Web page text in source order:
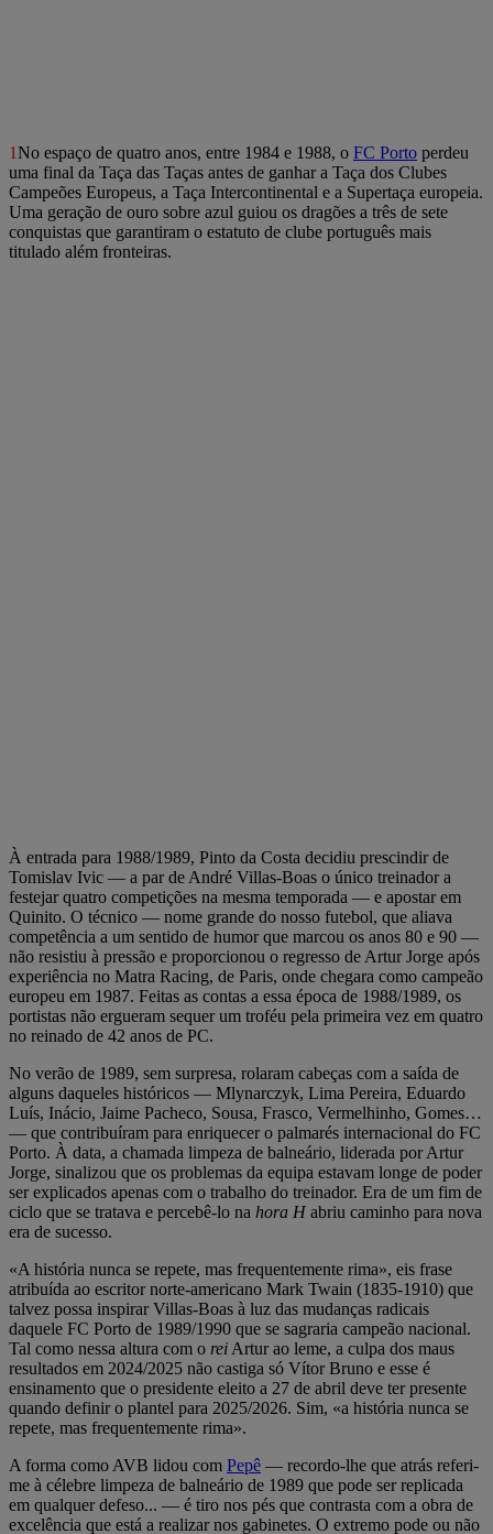
1No espaço de quatro anos, entre 1984 e 1988, o FC Porto perdeu
uma final da Taça das Taças antes de ganhar a Taça dos Clubes
Campeões Europeus, a Taça Intercontinental e a Supertaça europeia.
Uma geração de ouro sobre azul guiou os dragões a três de sete
conquistas que garantiram o estatuto de clube português mais
titulado além fronteiras.
À entrada para 1988/1989, Pinto da Costa decidiu prescindir de
Tomislav Ivic — a par de André Villas-Boas o único treinador a
festejar quatro competições na mesma temporada — e apostar em
Quinito. O técnico — nome grande do nosso futebol, que aliava
competência a um sentido de humor que marcou os anos 80 e 90 —
não resistiu à pressão e proporcionou o regresso de Artur Jorge após
experiência no Matra Racing, de Paris, onde chegara como campeão
europeu em 1987. Feitas as contas a essa época de 1988/1989, os
portistas não ergueram sequer um troféu pela primeira vez em quatro
no reinado de 42 anos de PC.
No verão de 1989, sem surpresa, rolaram cabeças com a saída de
alguns daqueles históricos — Mlynarczyk, Lima Pereira, Eduardo
Luís, Inácio, Jaime Pacheco, Sousa, Frasco, Vermelhinho, Gomes…
— que contribuíram para enriquecer o palmarés internacional do FC
Porto. À data, a chamada limpeza de balneário, liderada por Artur
Jorge, sinalizou que os problemas da equipa estavam longe de poder
ser explicados apenas com o trabalho do treinador. Era de um fim de
ciclo que se tratava e percebê-lo na hora H abriu caminho para nova
era de sucesso.
«A história nunca se repete, mas frequentemente rima», eis frase
atribuída ao escritor norte-americano Mark Twain (1835-1910) que
talvez possa inspirar Villas-Boas à luz das mudanças radicais
daquele FC Porto de 1989/1990 que se sagraria campeão nacional.
Tal como nessa altura com o rei Artur ao leme, a culpa dos maus
resultados em 2024/2025 não castiga só Vítor Bruno e esse é
ensinamento que o presidente eleito a 27 de abril deve ter presente
quando definir o plantel para 2025/2026. Sim, «a história nunca se
repete, mas frequentemente rima».
A forma como AVB lidou com Pepê — recordo-lhe que atrás referi-
me à célebre limpeza de balneário de 1989 que pode ser replicada
em qualquer defeso... — é tiro nos pés que contrasta com a obra de
excelência que está a realizar nos gabinetes. O extremo pode ou não